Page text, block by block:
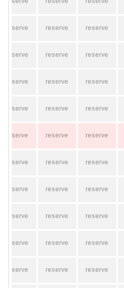
reserve
reserve
reserve
reserve
reserve
reserve
reserve
reserve
reserve
reserve
reserve
reserve
reserve
reserve
reserve
reserve
reserve
reserve
reserve
reserve
reserve
reserve
reserve
reserve
reserve
reserve
reserve
reserve
reserve
reserve